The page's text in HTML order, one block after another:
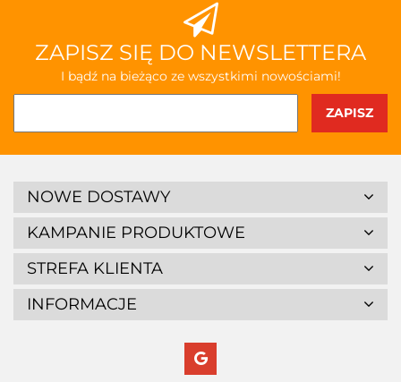
ZAPISZ SIĘ DO NEWSLETTERA
I bądź na bieżąco ze wszystkimi nowościami!
NOWE DOSTAWY
KAMPANIE PRODUKTOWE
STREFA KLIENTA
INFORMACJE